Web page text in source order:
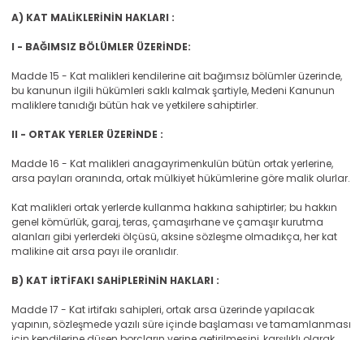
A) KAT MALİKLERİNİN HAKLARI :
I - BAĞIMSIZ BÖLÜMLER ÜZERİNDE:
Madde 15 - Kat malikleri kendilerine ait bağımsız bölümler üzerinde,
bu kanunun ilgili hükümleri saklı kalmak şartiyle, Medeni Kanunun
maliklere tanıdığı bütün hak ve yetkilere sahiptirler.
II - ORTAK YERLER ÜZERİNDE :
Madde 16 - Kat malikleri anagayrimenkulün bütün ortak yerlerine,
arsa payları oranında, ortak mülkiyet hükümlerine göre malik olurlar.
Kat malikleri ortak yerlerde kullanma hakkına sahiptirler; bu hakkın
genel kömürlük, garaj, teras, çamaşırhane ve çamaşır kurutma
alanları gibi yerlerdeki ölçüsü, aksine sözleşme olmadıkça, her kat
malikine ait arsa payı ile oranlıdır.
B) KAT İRTİFAKI SAHİPLERİNİN HAKLARI :
Madde 17 - Kat irtifakı sahipleri, ortak arsa üzerinde yapılacak
yapının, sözleşmede yazılı süre içinde başlaması ve tamamlanması